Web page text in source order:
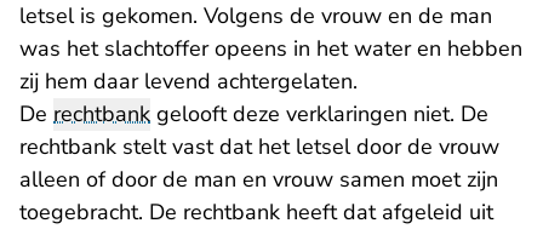
letsel is gekomen. Volgens de vrouw en de man
was het slachtoffer opeens in het water en hebben
zij hem daar levend achtergelaten.
De rechtbank gelooft deze verklaringen niet. De
rechtbank stelt vast dat het letsel door de vrouw
alleen of door de man en vrouw samen moet zijn
toegebracht. De rechtbank heeft dat afgeleid uit